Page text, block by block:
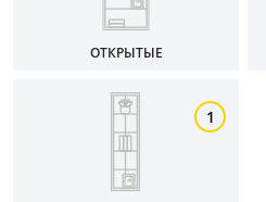
Черный
Серый
Размер
Ширина, см
ОТКРЫТЫЕ
1